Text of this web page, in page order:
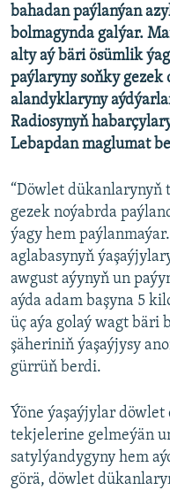
bahadan paýlanýan
bolmagynda galýar.
alty aý bäri ösümlik
paýlaryny soňky
alandyklaryny
Radiosynyň
Lebapdan maglumat
“Döwlet dükanlarynyň
gezek noýabrda
ýagy hem
aglabasynyň
awgust aýynyň un
aýda adam başyna 5
üç aýa golaý wagt bäri
şäheriniň ýaşaýjysy
gürrüň berdi.
Ýöne ýaşaýjylar
tekjelerine gelmeýän
satylýandygyny hem
görä, döwlet